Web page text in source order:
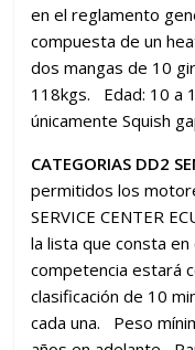
en el reglamento
compuesta de un
dos mangas de 10
118kgs. Edad: 10 a
únicamente Squish
CATEGORIAS DD2
permitidos los
SERVICE CENTER
la lista que consta
competencia estará
clasificación de 10
cada una. Peso